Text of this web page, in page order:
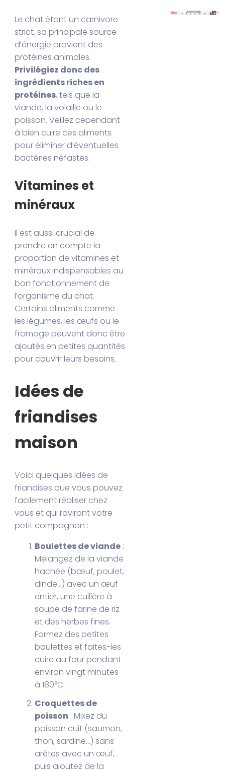
Le chat étant un carnivore
strict, sa principale source
d’énergie provient des
protéines animales.
Privilégiez donc des
ingrédients riches en
protéines, tels que la
viande, la volaille ou le
poisson. Veillez cependant
à bien cuire ces aliments
pour éliminer d’éventuelles
bactéries néfastes.
Vitamines et
minéraux
Il est aussi crucial de
prendre en compte la
proportion de vitamines et
minéraux indispensables au
bon fonctionnement de
l’organisme du chat.
Certains aliments comme
les légumes, les œufs ou le
fromage peuvent donc être
ajoutés en petites quantités
pour couvrir leurs besoins.
Idées de
friandises
maison
Voici quelques idées de
friandises que vous pouvez
facilement réaliser chez
vous et qui raviront votre
petit compagnon :
Boulettes de viande :
Mélangez de la viande
hachée (bœuf, poulet,
dinde…) avec un œuf
entier, une cuillère à
soupe de farine de riz
et des herbes fines.
Formez des petites
boulettes et faites-les
cuire au four pendant
environ vingt minutes
à 180°C.
Croquettes de
poisson : Mixez du
poisson cuit (saumon,
thon, sardine…) sans
arêtes avec un œuf,
puis ajoutez de la